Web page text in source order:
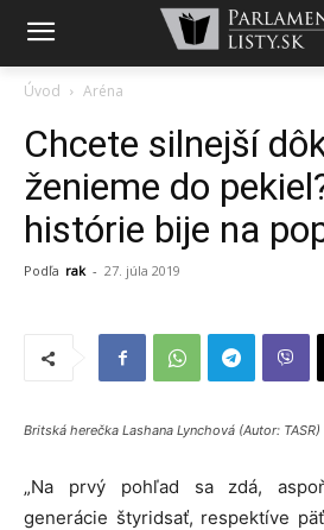
Úvod Aréna
Chcete silnejší
ženieme do
histórie bije na
Podľa rak - 27. júla 2019
Britská herečka Lashana Lynchová (Autor: TASR)
„Na prvý pohľad sa zdá,
generácie štyridsať, respektíve